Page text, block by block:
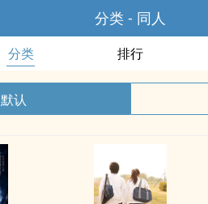
分类 - 同人
分类 排行
默认